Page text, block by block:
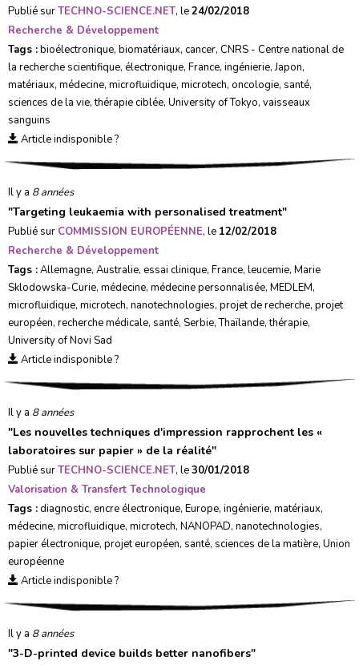
Publié surTECHNO-SCIENCE.NET, le24/02/2018
Recherche & Développement
Tags :bioélectronique, biomatériaux, cancer, CNRS - Centre national de
la recherche scientifique, électronique, France, ingénierie,Japon,
matériaux, médecine, microfluidique, microtech, oncologie, santé,
sciences de la vie,thérapie ciblée, University of Tokyo, vaisseaux
sanguins
Article indisponible ?
Il y a 8 années
"Targeting leukaemia with personalised treatment"
Publié sur COMMISSION EUROPÉENNE, le 12/02/2018
Recherche & Développement
Tags :Allemagne, Australie, essai clinique, France, leucemie, Marie
Sklodowska-Curie, médecine, médecine personnalisée, MEDLEM,
microfluidique, microtech, nanotechnologies, projet de recherche, projet
européen, recherche médicale, santé, Serbie,Thaïlande,thérapie,
University of Novi Sad
Article indisponible ?
Il y a 8 années
"Les nouvelles techniques d'impression rapprochent les «
laboratoires sur papier » de la réalité"
Publié surTECHNO-SCIENCE.NET, le30/01/2018
Valorisation & Transfert Technologique
Tags :diagnostic, encre électronique, Europe, ingénierie, matériaux,
médecine, microfluidique, microtech, NANOPAD, nanotechnologies,
papier électronique, projet européen, santé, sciences de la matière, Union
européenne
Article indisponible ?
Il y a 8 années
"3-D-printed device builds better nanofibers"